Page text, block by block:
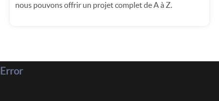
nous pouvons offrir un projet complet de A à Z.
Error